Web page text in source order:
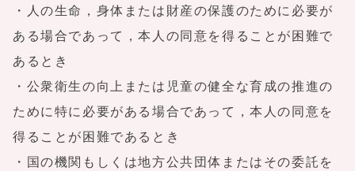
・人の生命，身体または財産の保護のために必要が
ある場合であって，本人の同意を得ることが困難で
あるとき
・公衆衛生の向上または児童の健全な育成の推進の
ために特に必要がある場合であって，本人の同意を
得ることが困難であるとき
・国の機関もしくは地方公共団体またはその委託を